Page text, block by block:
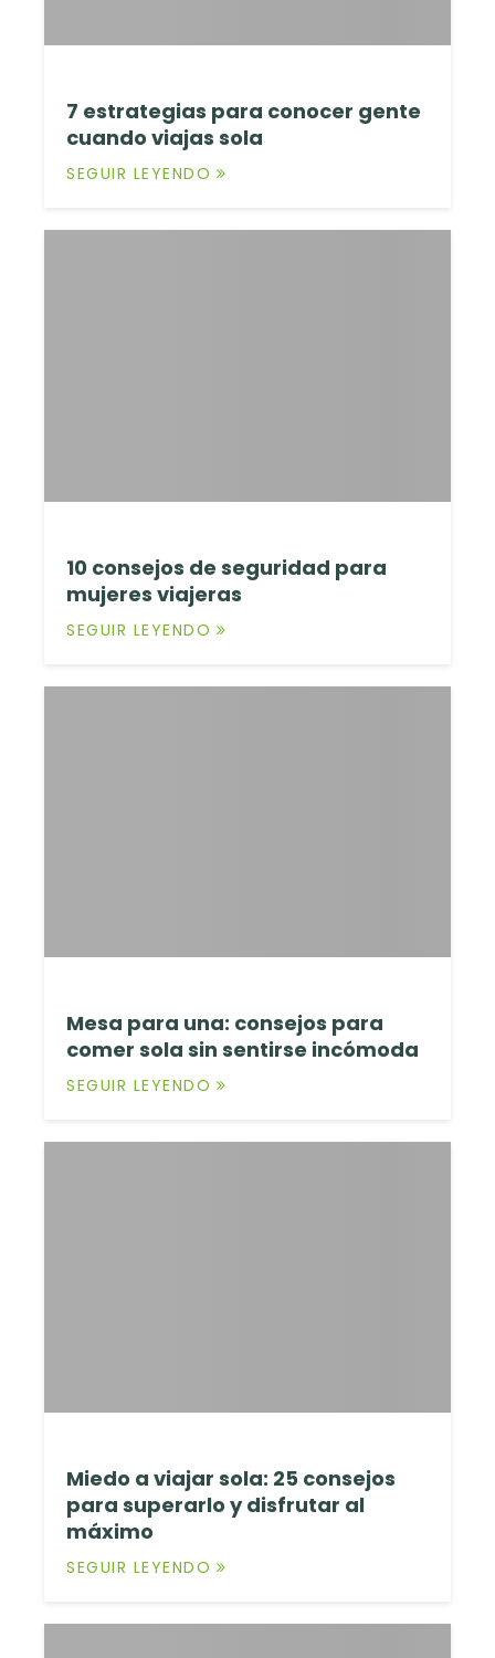
7 estrategias para conocer gente
cuando viajas sola
SEGUIR LEYENDO
10 consejos de seguridad para
mujeres viajeras
SEGUIR LEYENDO
Mesa para una: consejos para
comer sola sin sentirse incómoda
SEGUIR LEYENDO
Miedo a viajar sola: 25 consejos
para superarlo y disfrutar al
máximo
SEGUIR LEYENDO